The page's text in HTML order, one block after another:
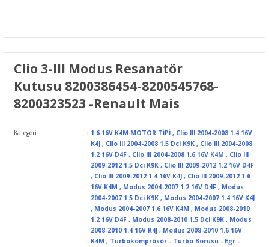
Clio 3-III Modus Resanatör
Kutusu 8200386454-8200545768-
8200323523 -Renault Mais
Kategori 1.6 16V K4M MOTOR TİPİ , Clio III 2004-2008 1.4 16V
K4J , Clio III 2004-2008 1.5 Dci K9K , Clio III 2004-2008
1.2 16V D4F , Clio III 2004-2008 1.6 16V K4M , Clio III
2009-2012 1.5 Dci K9K , Clio III 2009-2012 1.2 16V D4F
, Clio III 2009-2012 1.4 16V K4J , Clio III 2009-2012 1.6
16V K4M , Modus 2004-2007 1.2 16V D4F , Modus
2004-2007 1.5 Dci K9K , Modus 2004-2007 1.4 16V K4J
, Modus 2004-2007 1.6 16V K4M , Modus 2008-2010
1.2 16V D4F , Modus 2008-2010 1.5 Dci K9K , Modus
2008-2010 1.4 16V K4J , Modus 2008-2010 1.6 16V
K4M , Turbokomprösör - Turbo Borusu - Egr -